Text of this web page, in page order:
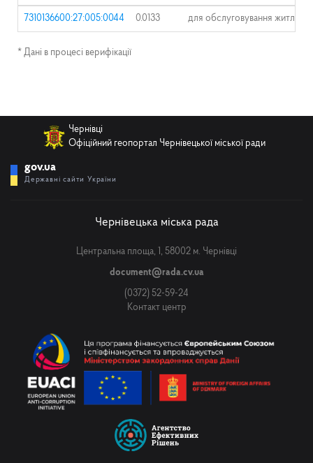
7310136600:27:005:0044 0.0133 для обслуговування
* Дані в процесі верифікації
Чернівці
Офіційний геопортал Чернівецької міської ради
gov.ua
Державні сайти України
Чернівецька міська рада
Центральна площа, 1, 58002 м. Чернівці
document@rada.cv.ua
(0372) 52-59-24
Контакт центр